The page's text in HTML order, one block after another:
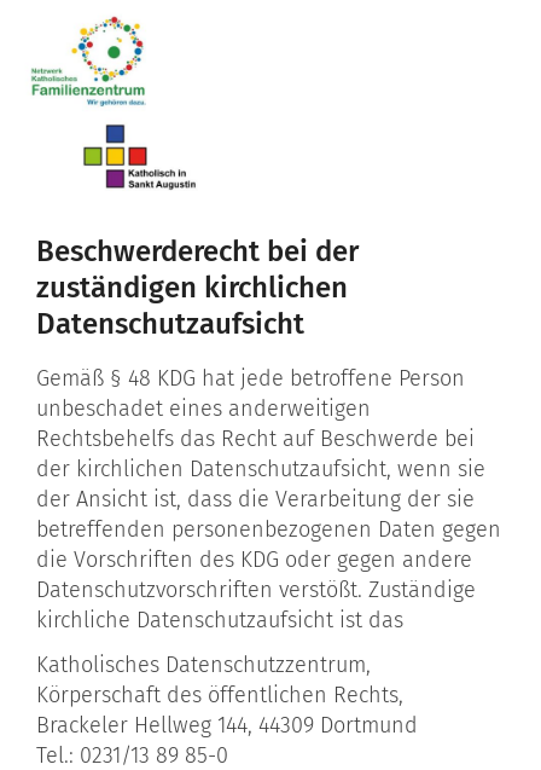
Zum Inhalt springen
Beschwerderecht bei der
zuständigen kirchlichen
Datenschutzaufsicht
Gemäß § 48 KDG hat jede betroffene Person
unbeschadet eines anderweitigen
Rechtsbehelfs das Recht auf Beschwerde bei
der kirchlichen Datenschutzaufsicht, wenn sie
der Ansicht ist, dass die Verarbeitung der sie
betreffenden personenbezogenen Daten gegen
die Vorschriften des KDG oder gegen andere
Datenschutzvorschriften verstößt. Zuständige
kirchliche Datenschutzaufsicht ist das
Katholisches Datenschutzzentrum,
Körperschaft des öffentlichen Rechts,
Brackeler Hellweg 144, 44309 Dortmund
Tel.: 0231/13 89 85-0